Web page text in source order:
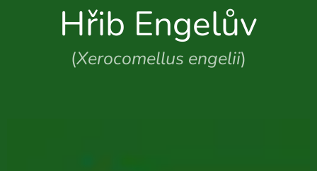
Hřib Engelův
(Xerocomellus engelii)